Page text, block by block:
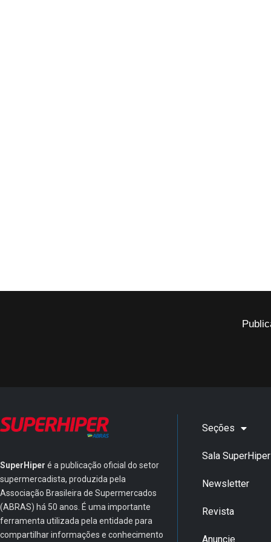
SuperHiper é a publicação oficial do setor
supermercadista, produzida pela
Associação Brasileira de Supermercados
(ABRAS) há 50 anos. É uma importante
ferramenta utilizada pela entidade para
compartilhar informações e conhecimento
Seções
Sala SuperHiper
Newsletter
Revista
Anuncie